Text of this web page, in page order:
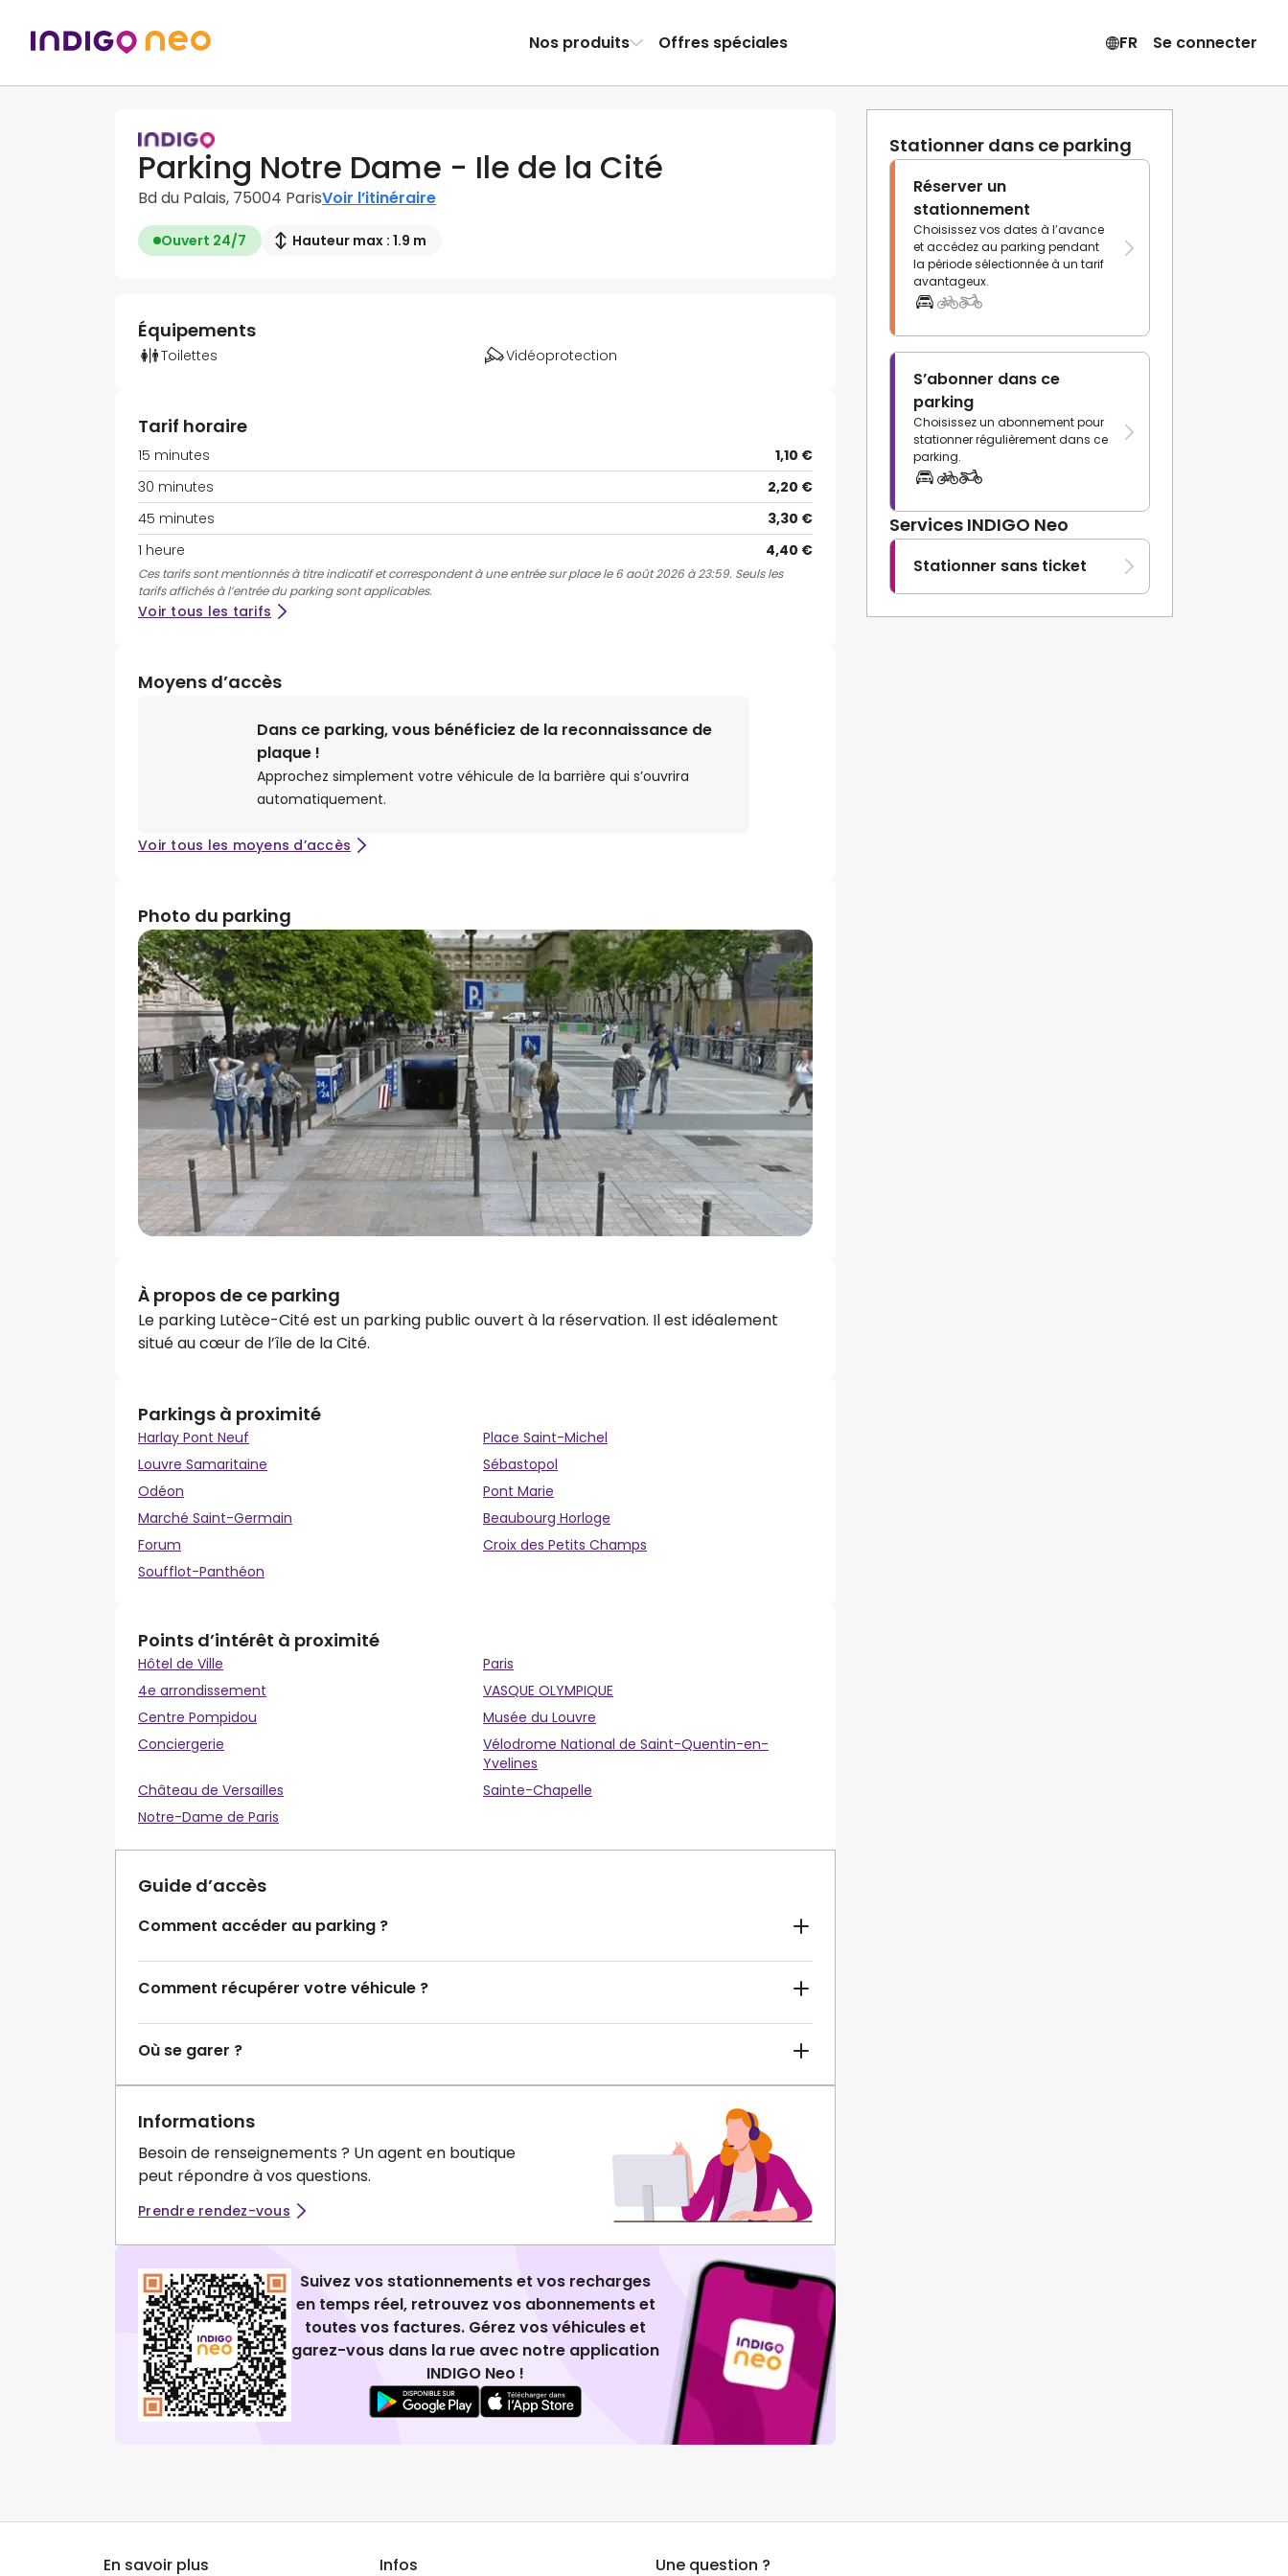
Nos produits Offres spéciales FR Se connecter
Parking Notre Dame - Ile de la Cité
Bd du Palais, 75004 ParisVoir l’itinéraire
Ouvert 24/7 Hauteur max : 1.9 m
Stationner dans ce parking
Réserver un
stationnement
Choisissez vos dates à l’avance
et accédez au parking pendant
la période sélectionnée à un tarif
avantageux.
S’abonner dans ce
parking
Choisissez un abonnement pour
stationner régulièrement dans ce
parking.
Services INDIGO Neo
Stationner sans ticket
Équipements
Toilettes Vidéoprotection
Tarif horaire
15 minutes
1,10 €
30 minutes
2,20 €
45 minutes
3,30 €
1 heure
4,40 €
Ces tarifs sont mentionnés à titre indicatif et correspondent à une entrée sur place le 6 août 2026 à 23:59. Seuls les
tarifs affichés à l’entrée du parking sont applicables.
Voir tous les tarifs
Moyens d’accès
Dans ce parking, vous bénéficiez de la reconnaissance de
plaque !
Approchez simplement votre véhicule de la barrière qui s’ouvrira
automatiquement.
Voir tous les moyens d’accès
Photo du parking
À propos de ce parking
Le parking Lutèce-Cité est un parking public ouvert à la réservation. Il est idéalement
situé au cœur de l’île de la Cité.
Parkings à proximité
Harlay Pont Neuf
Place Saint-Michel
Louvre Samaritaine
Sébastopol
Odéon
Pont Marie
Marché Saint-Germain
Beaubourg Horloge
Forum
Croix des Petits Champs
Soufflot-Panthéon
Points d’intérêt à proximité
Hôtel de Ville
Paris
4e arrondissement
VASQUE OLYMPIQUE
Centre Pompidou
Musée du Louvre
Conciergerie
Vélodrome National de Saint-Quentin-en-
Yvelines
Château de Versailles
Sainte-Chapelle
Notre-Dame de Paris
Guide d’accès
Comment accéder au parking ?
Comment récupérer votre véhicule ?
Où se garer ?
Informations
Besoin de renseignements ? Un agent en boutique
peut répondre à vos questions.
Prendre rendez-vous
Suivez vos stationnements et vos recharges
en temps réel, retrouvez vos abonnements et
toutes vos factures. Gérez vos véhicules et
garez-vous dans la rue avec notre application
INDIGO Neo !
En savoir plus Infos Une question ?